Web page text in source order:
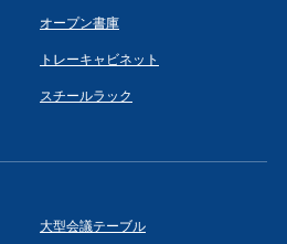
オープン書庫
トレーキャビネット
スチールラック
大型会議テーブル